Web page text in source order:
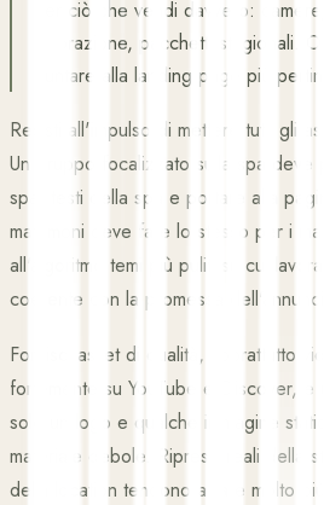
per ciò che vendi davvero:
ristorazione, pacchetti stagionali.
puntare alla landing page più
Resisti all'impulso di mettere tutti gli
Un gruppo focalizzato sulla spa deve
spa, testi della spa e portare alla
matrimoni deve fare lo stesso per i
all'algoritmo temi più puliti su cui
coerente con la promessa
Fornisci asset di qualità, soprattutto
fortemente su YouTube e Discover, e
solo un logo e qualche immagine
materiale debole. Riprese reali della
della location tendono a fare molto più